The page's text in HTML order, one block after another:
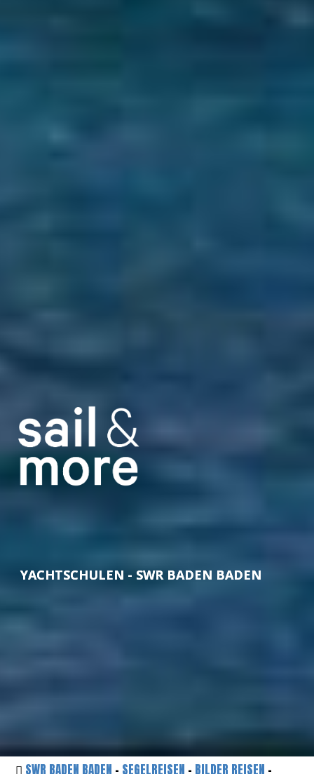
YACHTSCHULEN - SWR BADEN BADEN
SWR BADEN BADEN - SEGELREISEN - BILDER REISEN -